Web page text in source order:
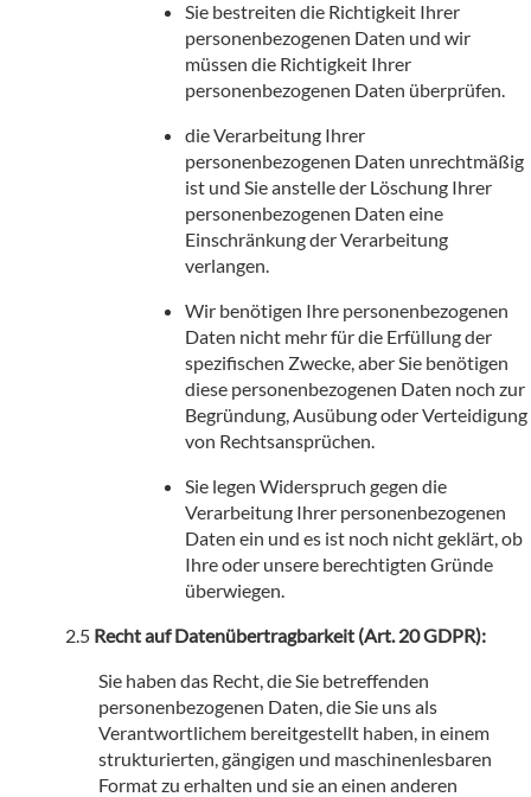
Sie bestreiten die Richtigkeit Ihrer
personenbezogenen Daten und wir
müssen die Richtigkeit Ihrer
personenbezogenen Daten überprüfen.
die Verarbeitung Ihrer
personenbezogenen Daten unrechtmäßig
ist und Sie anstelle der Löschung Ihrer
personenbezogenen Daten eine
Einschränkung der Verarbeitung
verlangen.
Wir benötigen Ihre personenbezogenen
Daten nicht mehr für die Erfüllung der
spezifischen Zwecke, aber Sie benötigen
diese personenbezogenen Daten noch zur
Begründung, Ausübung oder Verteidigung
von Rechtsansprüchen.
Sie legen Widerspruch gegen die
Verarbeitung Ihrer personenbezogenen
Daten ein und es ist noch nicht geklärt, ob
Ihre oder unsere berechtigten Gründe
überwiegen.
Recht auf Datenübertragbarkeit (Art. 20 GDPR):
Sie haben das Recht, die Sie betreffenden
personenbezogenen Daten, die Sie uns als
Verantwortlichem bereitgestellt haben, in einem
strukturierten, gängigen und maschinenlesbaren
Format zu erhalten und sie an einen anderen